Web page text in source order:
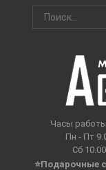
Часы
Пн - Пт
Сб
⭐Подарочные